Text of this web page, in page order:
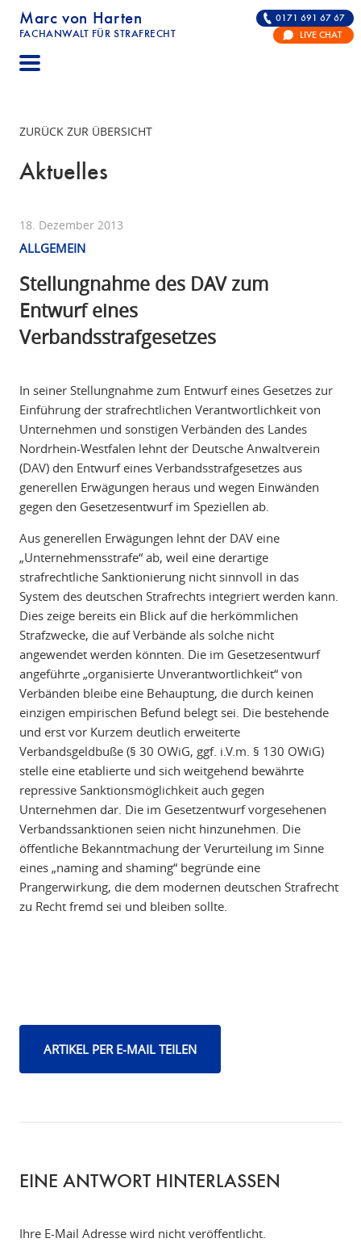
Marc von Harten
FACHANWALT FÜR STRAFRECHT
STRAFRECHT | RECHTSANWALT FÜR DIE
0171 691 67 67
LIVE CHAT
ZURÜCK ZUR ÜBERSICHT
Aktuelles
18. Dezember 2013
ALLGEMEIN
Stellungnahme des DAV zum
Entwurf eines
Verbandsstrafgesetzes
In seiner Stellungnahme zum Entwurf eines Gesetzes zur
Einführung der strafrechtlichen Verantwortlichkeit von
Unternehmen und sonstigen Verbänden des Landes
Nordrhein-Westfalen lehnt der Deutsche Anwaltverein
(DAV) den Entwurf eines Verbandsstrafgesetzes aus
generellen Erwägungen heraus und wegen Einwänden
gegen den Gesetzesentwurf im Speziellen ab.
Aus generellen Erwägungen lehnt der DAV eine
„Unternehmensstrafe“ ab, weil eine derartige
strafrechtliche Sanktionierung nicht sinnvoll in das
System des deutschen Strafrechts integriert werden kann.
Dies zeige bereits ein Blick auf die herkömmlichen
Strafzwecke, die auf Verbände als solche nicht
angewendet werden könnten. Die im Gesetzesentwurf
angeführte „organisierte Unverantwortlichkeit“ von
Verbänden bleibe eine Behauptung, die durch keinen
einzigen empirischen Befund belegt sei. Die bestehende
und erst vor Kurzem deutlich erweiterte
Verbandsgeldbuße (§ 30 OWiG, ggf. i.V.m. § 130 OWiG)
stelle eine etablierte und sich weitgehend bewährte
repressive Sanktionsmöglichkeit auch gegen
Unternehmen dar. Die im Gesetzentwurf vorgesehenen
Verbandssanktionen seien nicht hinzunehmen. Die
öffentliche Bekanntmachung der Verurteilung im Sinne
eines „naming and shaming“ begründe eine
Prangerwirkung, die dem modernen deutschen Strafrecht
zu Recht fremd sei und bleiben sollte.
ARTIKEL PER E-MAIL TEILEN
EINE ANTWORT HINTERLASSEN
Ihre E-Mail Adresse wird nicht veröffentlicht.